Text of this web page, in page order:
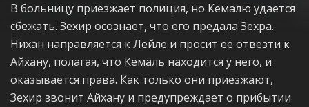
В больницу приезжает полиция, но Кемалю удается
сбежать. Зехир осознает, что его предала Зехра.
Нихан направляется к Лейле и просит её отвезти к
Айхану, полагая, что Кемаль находится у него, и
оказывается права. Как только они приезжают,
Зехир звонит Айхану и предупреждает о прибытии